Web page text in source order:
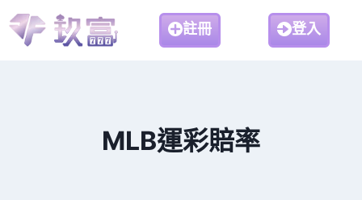
註冊 登入
MLB運彩賠率